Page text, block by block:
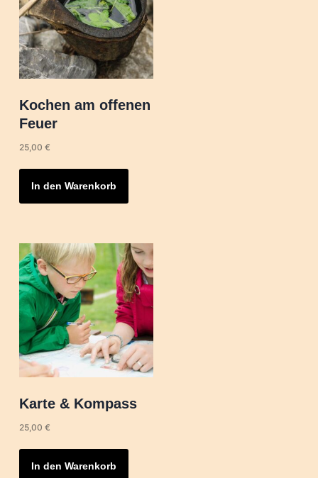
Kochen am offenen
Feuer
25,00 €
In den Warenkorb
Karte & Kompass
25,00 €
In den Warenkorb